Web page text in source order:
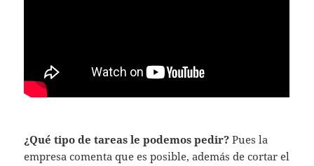
¿Qué tipo de tareas le podemos pedir? Pues la
empresa comenta que es posible, además de cortar el